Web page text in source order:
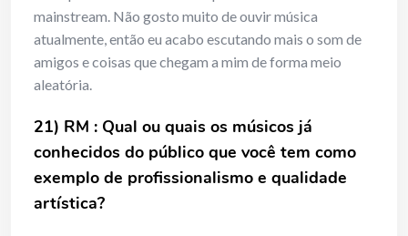
mainstream. Não gosto muito de ouvir música
atualmente, então eu acabo escutando mais o som de
amigos e coisas que chegam a mim de forma meio
aleatória.
21) RM : Qual ou quais os músicos já
conhecidos do público que você tem como
exemplo de profissionalismo e qualidade
artística?